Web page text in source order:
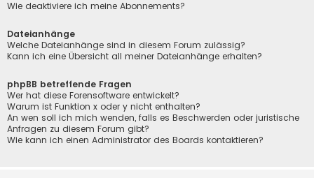
Wie deaktiviere ich meine Abonnements?
Dateianhänge
Welche Dateianhänge sind in diesem Forum zulässig?
Kann ich eine Übersicht all meiner Dateianhänge erhalten?
phpBB betreffende Fragen
Wer hat diese Forensoftware entwickelt?
Warum ist Funktion x oder y nicht enthalten?
An wen soll ich mich wenden, falls es Beschwerden oder juristische
Anfragen zu diesem Forum gibt?
Wie kann ich einen Administrator des Boards kontaktieren?